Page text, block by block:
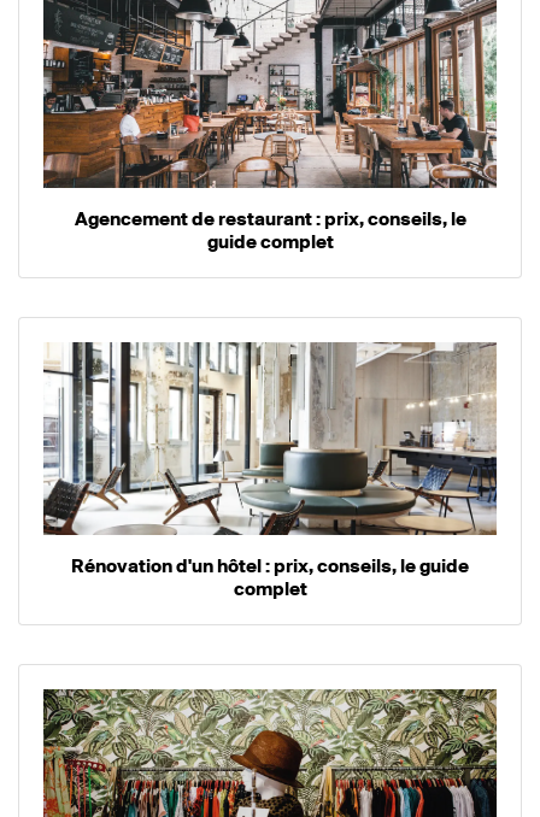
Agencement de restaurant : prix, conseils, le
guide complet
Rénovation d'un hôtel : prix, conseils, le guide
complet